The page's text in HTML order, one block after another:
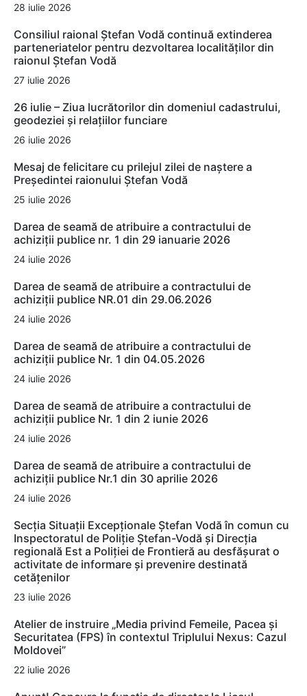
28 iulie 2026
Consiliul raional Ștefan Vodă continuă extinderea
parteneriatelor pentru dezvoltarea localităților din
raionul Ștefan Vodă
27 iulie 2026
26 iulie – Ziua lucrătorilor din domeniul cadastrului,
geodeziei și relațiilor funciare
26 iulie 2026
Mesaj de felicitare cu prilejul zilei de naștere a
Președintei raionului Ștefan Vodă
25 iulie 2026
Darea de seamă de atribuire a contractului de
achiziții publice nr. 1 din 29 ianuarie 2026
24 iulie 2026
Darea de seamă de atribuire a contractului de
achiziții publice NR.01 din 29.06.2026
24 iulie 2026
Darea de seamă de atribuire a contractului de
achiziții publice Nr. 1 din 04.05.2026
24 iulie 2026
Darea de seamă de atribuire a contractului de
achiziții publice Nr. 1 din 2 iunie 2026
24 iulie 2026
Darea de seamă de atribuire a contractului de
achiziții publice Nr.1 din 30 aprilie 2026
24 iulie 2026
Secția Situații Excepționale Ștefan Vodă în comun cu
Inspectoratul de Poliție Ștefan-Vodă și Direcția
regională Est a Poliției de Frontieră au desfășurat o
activitate de informare și prevenire destinată
cetățenilor
23 iulie 2026
Atelier de instruire „Media privind Femeile, Pacea și
Securitatea (FPS) în contextul Triplului Nexus: Cazul
Moldovei”
22 iulie 2026